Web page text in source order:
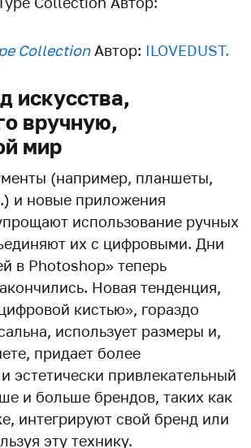
CollectionАвтор: ILOVEDUST.
искусства,
вручную,
мир
(например, планшеты,
и новые приложения
использование ручных
их с цифровыми. Дни
в Photoshop» теперь
Новая тенденция,
кистью», гораздо
использует размеры и,
придает более
эстетически привлекательный
и больше брендов, таких как
интегрируют свой бренд или
эту технику.